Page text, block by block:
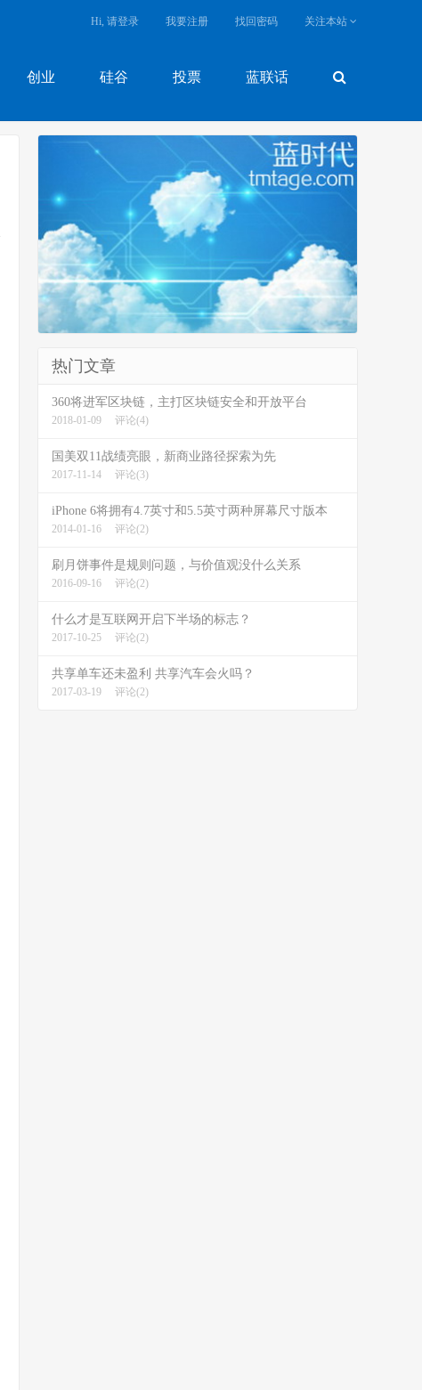
创业 硅谷 投票 蓝联话
Hi, 请登录 我要注册 找回密码 关注本站
热门文章
360将进军区块链，主打区块链安全和开放平台
2018-01-09 评论(4)
国美双11战绩亮眼，新商业路径探索为先
2017-11-14 评论(3)
iPhone 6将拥有4.7英寸和5.5英寸两种屏幕尺寸版本
2014-01-16 评论(2)
刷月饼事件是规则问题，与价值观没什么关系
2016-09-16 评论(2)
什么才是互联网开启下半场的标志？
2017-10-25 评论(2)
共享单车还未盈利 共享汽车会火吗？
2017-03-19 评论(2)